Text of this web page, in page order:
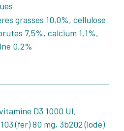
grasses 10,0%, cellulose
7,5%, calcium 1,1%,
0,2%
D3 1000 UI,
(fer) 80 mg, 3b202 (iode)